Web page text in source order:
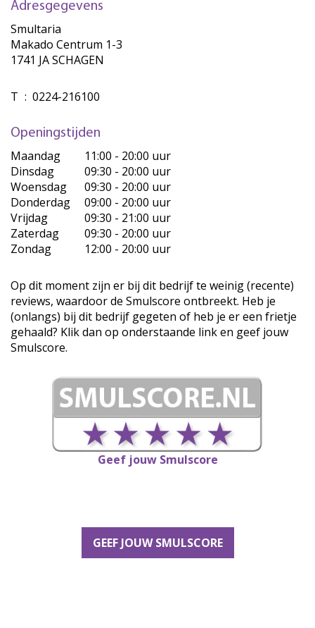
Adresgegevens
Smultaria
Makado Centrum 1-3
1741 JA SCHAGEN
T : 0224-216100
Openingstijden
Maandag
11:00 - 20:00 uur
Dinsdag
09:30 - 20:00 uur
Woensdag
09:30 - 20:00 uur
Donderdag
09:00 - 20:00 uur
Vrijdag
09:30 - 21:00 uur
Zaterdag
09:30 - 20:00 uur
Zondag
12:00 - 20:00 uur
Op dit moment zijn er bij dit bedrijf te weinig (recente)
reviews, waardoor de Smulscore ontbreekt. Heb je
(onlangs) bij dit bedrijf gegeten of heb je er een frietje
gehaald? Klik dan op onderstaande link en geef jouw
Smulscore.
Geef jouw Smulscore
GEEF JOUW SMULSCORE